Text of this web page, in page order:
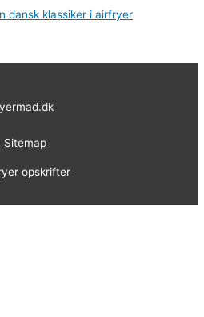
dansk klassiker i airfryer
Sitemap
opskrifter